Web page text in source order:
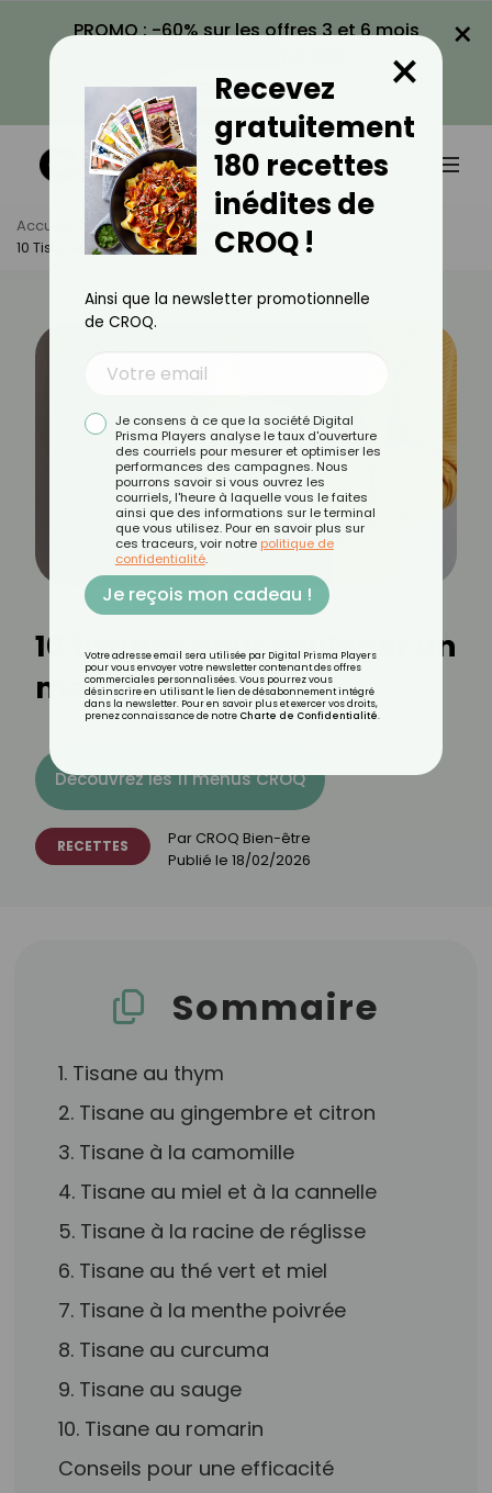
PROMO : -60% sur les offres 3 et 6 mois
VOIR LA PROMO
×
Accueil Actus
Recettes
10 Tisanes Pour Soulager Un Mal De Gorge
10 tisanes pour soulager un
mal de gorge
Découvrez les 11 menus CROQ
RECETTES Par CROQ Bien-être
Publié le 18/02/2026
Sommaire
1. Tisane au thym
2. Tisane au gingembre et citron
3. Tisane à la camomille
4. Tisane au miel et à la cannelle
5. Tisane à la racine de réglisse
6. Tisane au thé vert et miel
7. Tisane à la menthe poivrée
8. Tisane au curcuma
9. Tisane au sauge
10. Tisane au romarin
Conseils pour une efficacité
Recevez
gratuitement
180 recettes
inédites de
CROQ !
×
Ainsi que la newsletter promotionnelle
de CROQ.
Je consens à ce que la société Digital
Prisma Players analyse le taux d'ouverture
des courriels pour mesurer et optimiser les
performances des campagnes. Nous
pourrons savoir si vous ouvrez les
courriels, l'heure à laquelle vous le faites
ainsi que des informations sur le terminal
que vous utilisez. Pour en savoir plus sur
ces traceurs, voir notre politique de
confidentialité.
Je reçois mon cadeau !
Votre adresse email sera utilisée par Digital Prisma Players
pour vous envoyer votre newsletter contenant des offres
commerciales personnalisées. Vous pourrez vous
désinscrire en utilisant le lien de désabonnement intégré
dans la newsletter. Pour en savoir plus et exercer vos droits,
prenez connaissance de notre Charte de Confidentialité.